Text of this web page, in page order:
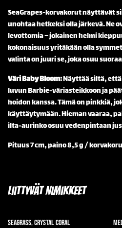
SeaGrapes-korvakorut näyttävät
unohtaa hetkeksi olla järkevä. Ne
levottomia – jokainen helmi
kokonaisuus yritäkään olla
valinta on juuri se, joka osuu
Väri Baby Bloom:Näyttää siltä,
luvun Barbie-väriasteikkoon ja
hoidon kanssa. Tämä on pinkkiä,
käyttäytymään. Hieman vaaraa,
ilta-aurinko osuu vedenpintaan
Pituus 7 cm, paino 8,5 g / korvakoru
Liittyvät nimikkeet
Seagrass, Crystal Coral